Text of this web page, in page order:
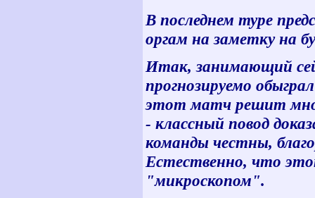
В последнем туре
оргам на заметку на
Итак, занимающий
прогнозируемо
этот матч решит
- классный повод
команды честны,
Естественно, что
"микроскопом".